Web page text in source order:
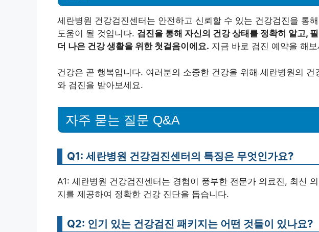
세란병원 건강검진센터는 안전하고 신뢰할 수 있는 건강검진을 통
도움이 될 것입니다. 검진을 통해 자신의 건강 상태를 정확히 알고,
더 나은 건강 생활을 위한 첫걸음이에요. 지금 바로 검진 예약을 해
건강은 곧 행복입니다. 여러분의 소중한 건강을 위해 세란병원의 건
와 검진을 받아보세요.
자주 묻는 질문 Q&A
Q1: 세란병원 건강검진센터의 특징은 무엇인가요?
A1: 세란병원 건강검진센터는 경험이 풍부한 전문가 의료진, 최신
지를 제공하여 정확한 건강 진단을 돕습니다.
Q2: 인기 있는 건강검진 패키지는 어떤 것들이 있나요?